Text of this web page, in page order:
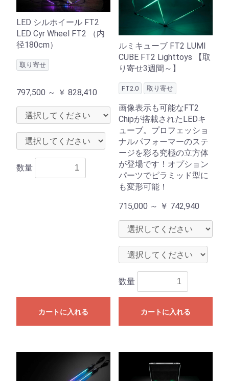
LED シルホイール FT2
LED Cyr Wheel FT2 （内
径180cm）
取り寄せ
797,500 ～ ￥ 828,410
数量
カートに入れる
ルミキューブ FT2 LUMI
CUBE FT2 Lighttoys 【取
り寄せ3週間～】
FT2.0 取り寄せ
画像表示も可能なFT2
Chipが搭載されたLEDキ
ューブ。プロフェッショ
ナルパフォーマーのステ
ージを彩る究極の立方体
が登場です！オプション
パーツでピラミッド型に
も変形可能！
715,000 ～ ￥ 742,940
数量
カートに入れる